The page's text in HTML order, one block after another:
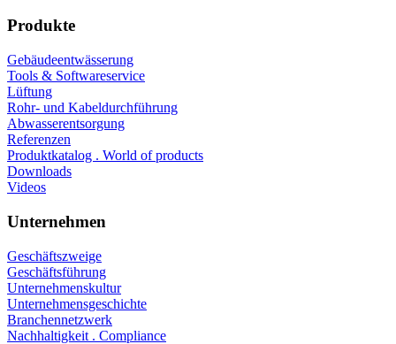
Produkte
Gebäudeentwässerung
Tools & Softwareservice
Lüftung
Rohr- und Kabeldurchführung
Abwasserentsorgung
Referenzen
Produktkatalog . World of products
Downloads
Videos
Unternehmen
Geschäftszweige
Geschäftsführung
Unternehmenskultur
Unternehmensgeschichte
Branchennetzwerk
Nachhaltigkeit . Compliance